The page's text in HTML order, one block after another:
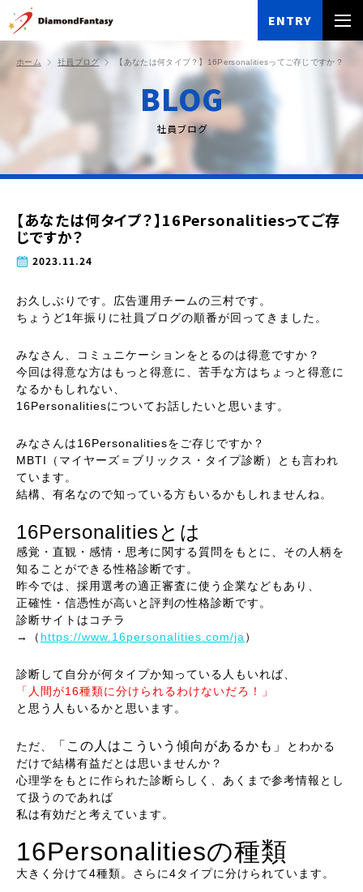
ENTRY
ホーム 社員ブログ 【あなたは何タイプ？】16Personalitiesってご存じですか？
BLOG
社員ブログ
【あなたは何タイプ？】16Personalitiesってご存
じですか？
2023.11.24
お久しぶりです。広告運用チームの三村です。
ちょうど1年振りに社員ブログの順番が回ってきました。
みなさん、コミュニケーションをとるのは得意ですか？
今回は得意な方はもっと得意に、苦手な方はちょっと得意に
なるかもしれない、
16Personalitiesについてお話したいと思います。
みなさんは16Personalitiesをご存じですか？
MBTI（マイヤーズ＝ブリックス・タイプ診断）とも言われ
ています。
結構、有名なので知っている方もいるかもしれませんね。
16Personalitiesとは
感覚・直観・感情・思考に関する質問をもとに、その人柄を
知ることができる性格診断です。
昨今では、採用選考の適正審査に使う企業などもあり、
正確性・信憑性が高いと評判の性格診断です。
診断サイトはコチラ
→（ https://www.16personalities.com/ja ）
診断して自分が何タイプか知っている人もいれば、
「人間が16種類に分けられるわけないだろ！」
と思う人もいるかと思います。
ただ、 「この人はこういう傾向があるかも」
とわかる
だけで結構有益だとは思いませんか？
心理学をもとに作られた診断らしく、あくまで参考情報とし
て扱うのであれば
私は有効だと考えています。
16Personalitiesの種類
大きく分けて4種類。さらに4タイプに分けられています。